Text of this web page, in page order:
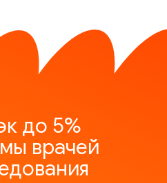
до 5%
врачей